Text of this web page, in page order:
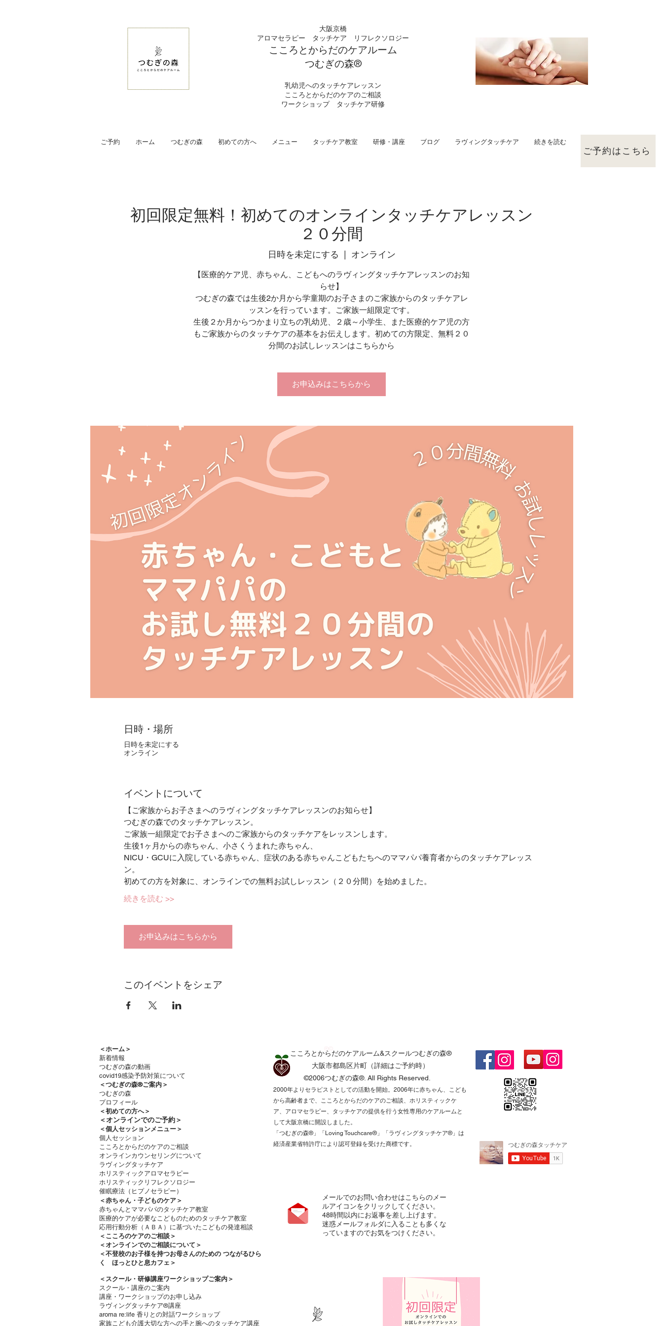
大阪京橋
アロマセラピー タッチケア
リフレクソロジー
こころとからだのケアルーム
つむぎの​森®︎
​乳幼児へのタッチケアレッスン
こころとからだのケアのご相談
​ワークショップ タッチケア研修
ご予約はこちら
ご予約 ホーム つむぎの森 初めての方へ メニュー タッチケア教室 研修・講座 ブログ ラヴィングタッチケア 続きを読む
初回限定無料！初めてのオンラインタッチケアレッスン
２０分間
日時を未定にする
  |
オンライン
【医療的ケア児、赤ちゃん、こどもへのラヴィングタッチケアレッスンのお知
らせ】
つむぎの森では生後2か月から学童期のお子さまのご家族からのタッチケアレ
ッスンを行っています。ご家族一組限定です。
生後２か月からつかまり立ちの乳幼児、２歳～小学生、また医療的ケア児の方
もご家族からのタッチケアの基本をお伝えします。初めての方限定、無料２０
分間のお試しレッスンはこちらから
お申込みはこちらから
日時・場所
日時を未定にする
オンライン
イベントについて
【ご家族からお子さまへのラヴィングタッチケアレッスンのお知らせ】
つむぎの森でのタッチケアレッスン。
ご家族一組限定でお子さまへのご家族からのタッチケアをレッスンします。
生後1ヶ月からの赤ちゃん、小さくうまれた赤ちゃん、
NICU・GCUに入院している赤ちゃん、症状のある赤ちゃんこどもたちへのママパパ養育者からのタッチケアレッス
ン。
初めての方を対象に、オンラインでの無料お試しレッスン（２０分間）を始めました。
続きを読む >>
お申込みはこちらから
このイベントをシェア
＜ホーム＞
新着情報
つむぎの森の動画
covid19感染予防対策について
＜つむぎの森®ご案内＞
つむぎの森
プロフィール
＜初めての方へ＞
＜​オンラインでのご予約＞
＜個人セッションメニュー＞
個人セッション
こころとからだのケアのご相談
オンラインカウンセリングについて
ラヴィングタッチケア
ホリスティックアロマセラピー
ホリスティックリフレクソロジー​
催眠療法（ヒプノセラピー）
＜赤ちゃん・子どものケア＞
​赤ちゃんとママパパのタッチケア教室
医療的ケアが必要なこどものためのタッチケア教室
応用行動分析（ＡＢＡ）に基づいたこどもの発達相談
＜ こころのケアのご相談＞
＜オンラインでのご相談について＞
＜不登校のお子様を持つお母さんのための つながるひら
く ほっとひと息カフェ＞
＜ スクール・研修講座ワークショップご案内＞
スクール・講座のご案内
講座・ワークショップのお申し込み
ラヴィングタッチケア®講座
aroma re:life 香りとの対話ワークショップ
​家族こども介護大切な方への手と腕へのタッチケア講座
こころとからだのケアルーム&スクールつむぎの森®
​​大阪市都島区片町（詳細はご予約時）
©2006つむぎの森®. All Rights Reserved.​
2000年よりセラピストとしての活動を開始。2006年に赤ちゃん、こども
から高齢者まで、こころとからだのケアのご相談、ホリスティックケ
ア、アロマセラピー、タッチケアの提供を行う女性専用のケアルームと
して大阪京橋に開設しました。
「つむぎの森®️」「Loving Touchcare®️」「ラヴィングタッチケア®️」は
経済産業省特許庁により認可登録を受けた商標です。
メールでのお問い合わせはこちらのメー
ルアイコンをクリックしてください。
​48時間以内にお返事を差し上げます。
​迷惑メールフォルダに入ることも多くな
っていますのでお気をつけください。